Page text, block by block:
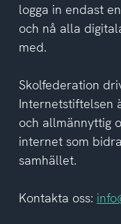
logga in endast
och nå alla
med.
Skolfederation
Internetstiftelsen
och allmännyttig
internet som
samhället.
Kontakta oss: